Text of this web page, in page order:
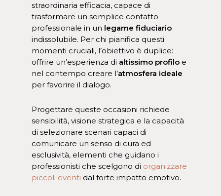
straordinaria efficacia, capace di
trasformare un semplice contatto
professionale in un legame fiduciario
indissolubile. Per chi pianifica questi
momenti cruciali, l’obiettivo è duplice:
offrire un’esperienza di altissimo profilo e
nel contempo creare l’atmosfera ideale
per favorire il dialogo.
Progettare queste occasioni richiede
sensibilità, visione strategica e la capacità
di selezionare scenari capaci di
comunicare un senso di cura ed
esclusività, elementi che guidano i
professionisti che scelgono di organizzare
piccoli eventi dal forte impatto emotivo.